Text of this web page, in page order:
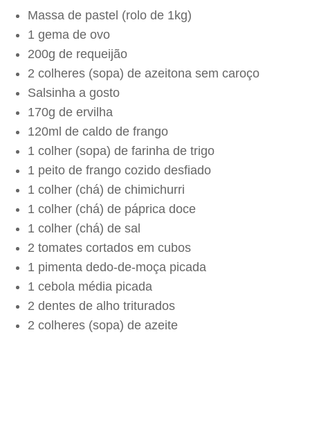
Massa de pastel (rolo de 1kg)
1 gema de ovo
200g de requeijão
2 colheres (sopa) de azeitona sem caroço
Salsinha a gosto
170g de ervilha
120ml de caldo de frango
1 colher (sopa) de farinha de trigo
1 peito de frango cozido desfiado
1 colher (chá) de chimichurri
1 colher (chá) de páprica doce
1 colher (chá) de sal
2 tomates cortados em cubos
1 pimenta dedo-de-moça picada
1 cebola média picada
2 dentes de alho triturados
2 colheres (sopa) de azeite